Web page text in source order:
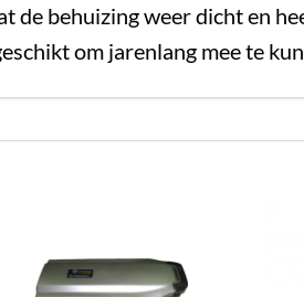
de behuizing weer dicht en
om jarenlang mee te